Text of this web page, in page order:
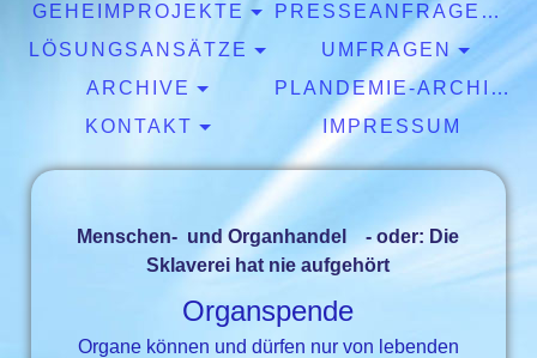
GEHEIMPROJEKTE
PRESSEANFRAGEN & EXPERTISEN
LÖSUNGSANSÄTZE
UMFRAGEN
ARCHIVE
PLANDEMIE-ARCHIV
KONTAKT
IMPRESSUM
Menschen- und Organhandel- oder: Die
Sklaverei hat nie aufgehört
Organspende
Organe können und dürfen nur von lebenden